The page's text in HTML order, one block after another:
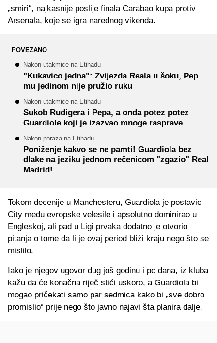
„smiri“, najkasnije poslije finala Carabao kupa protiv
Arsenala, koje se igra narednog vikenda.
POVEZANO
Nakon utakmice na Etihadu
"Kukavico jedna": Zvijezda Reala u šoku, Pep
mu jedinom nije pružio ruku
Nakon utakmice na Etihadu
Sukob Rudigera i Pepa, a onda potez potez
Guardiole koji je izazvao mnoge rasprave
Nakon poraza na Etihadu
Poniženje kakvo se ne pamti! Guardiola bez
dlake na jeziku jednom rečenicom "zgazio" Real
Madrid!
Tokom decenije u Manchesteru, Guardiola je postavio
City među evropske velesile i apsolutno dominirao u
Engleskoj, ali pad u Ligi prvaka dodatno je otvorio
pitanja o tome da li je ovaj period bliži kraju nego što se
mislilo.
Iako je njegov ugovor dug još godinu i po dana, iz kluba
kažu da će konačna riječ stići uskoro, a Guardiola bi
mogao pričekati samo par sedmica kako bi „sve dobro
promislio“ prije nego što javno najavi šta planira dalje.